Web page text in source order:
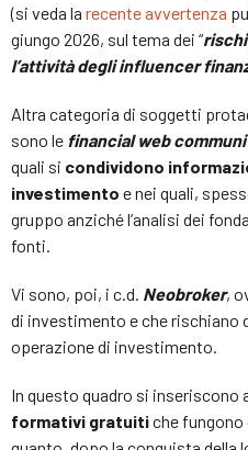
(si veda la recente avvertenza
giungo 2026, sul tema dei “
l’attività degli influencer
Altra categoria di soggetti
sono le financial web
quali si condividono
investimento e nei quali,
gruppo anziché l’analisi dei
fonti.
Vi sono, poi, i c.d. Neobroker,
di investimento e che rischiano
operazione di investimento.
In questo quadro si inseriscono
formativi gratuitiche